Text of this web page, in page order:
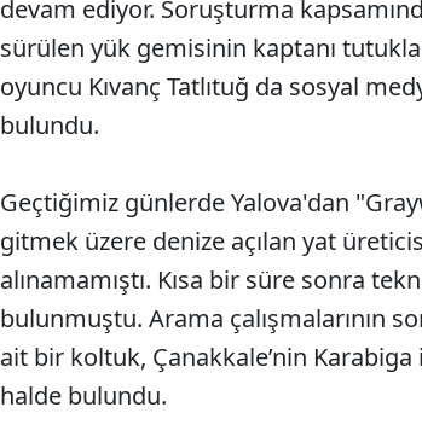
devam ediyor. Soruşturma
sürülen yük gemisinin kaptanı
oyuncu Kıvanç Tatlıtuğ da sosyal
bulundu.
Geçtiğimiz günlerde Yalova'dan
gitmek üzere denize açılan yat
alınamamıştı. Kısa bir süre sonra
bulunmuştu. Arama çalışmalarının
ait bir koltuk, Çanakkale’nin Karabiga
halde bulundu.